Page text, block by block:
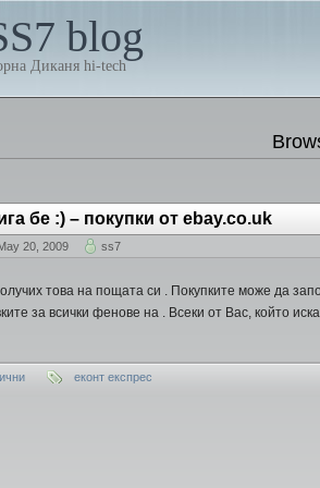
blog
Диканя hi-tech
бе :) – покупки от ebay.co.uk
20, 2009 ss7
това на пощата си . Покупките може да
за всички фенове на . Всеки от Вас, който
еконт експрес